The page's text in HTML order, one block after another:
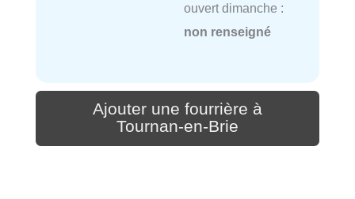
ouvert dimanche :
non renseigné
Ajouter une fourrière à
Tournan-en-Brie